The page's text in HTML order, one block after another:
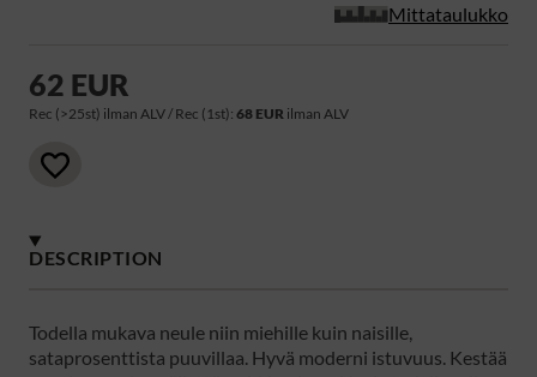
Mittataulukko
62 EUR
Rec (>25st) ilman ALV / Rec (1st): 68 EUR ilman ALV
DESCRIPTION
Todella mukava neule niin miehille kuin naisille,
sataprosenttista puuvillaa. Hyvä moderni istuvuus. Kestää